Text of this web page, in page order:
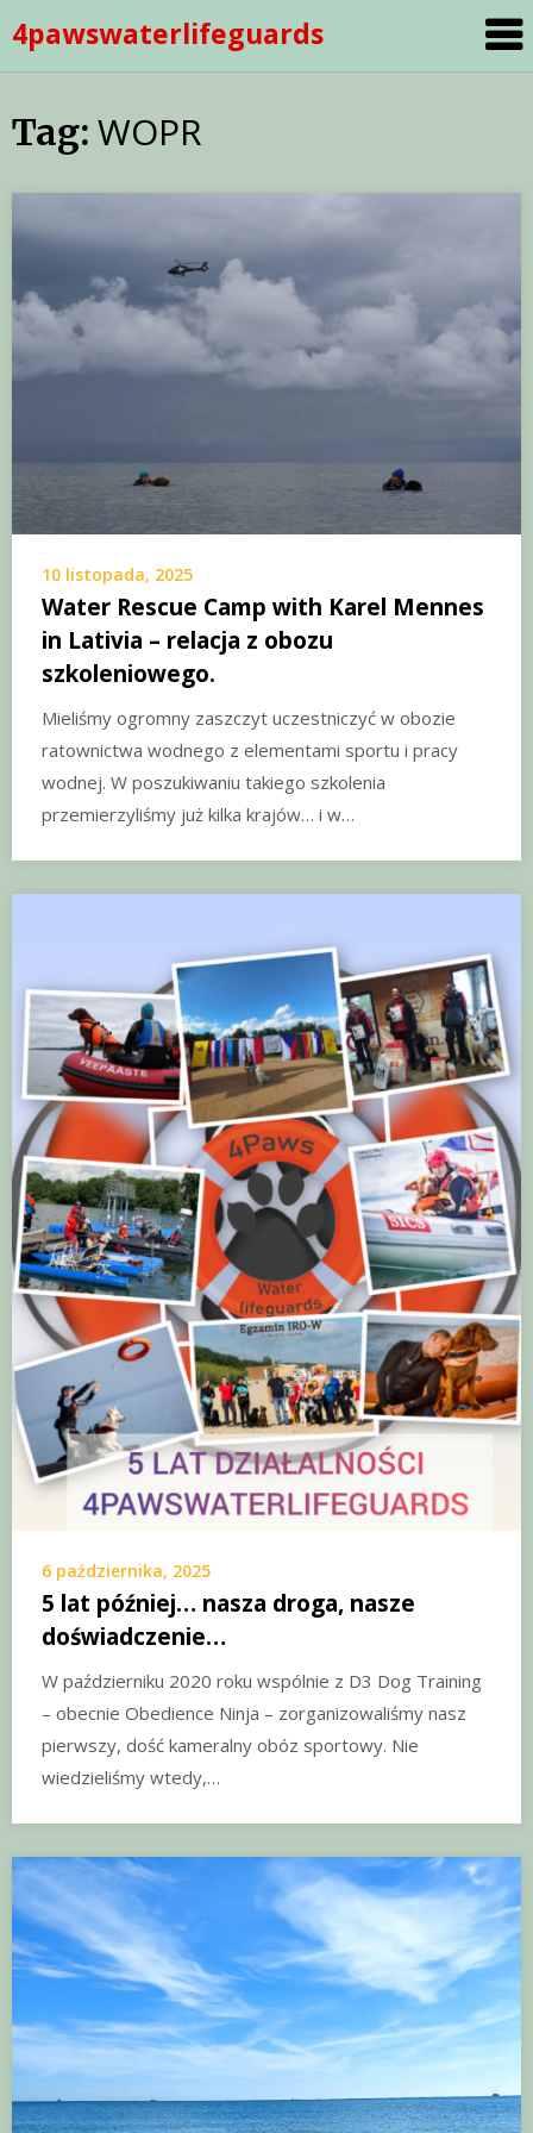
to
content
4pawswaterlifeguards
Tag: WOPR
10 listopada, 2025
Water Rescue Camp with Karel Mennes
in Lativia – relacja z obozu
szkoleniowego.
Mieliśmy ogromny zaszczyt uczestniczyć w obozie
ratownictwa wodnego z elementami sportu i pracy
wodnej. W poszukiwaniu takiego szkolenia
przemierzyliśmy już kilka krajów… i w…
6 października, 2025
5 lat później… nasza droga, nasze
doświadczenie…
W październiku 2020 roku wspólnie z D3 Dog Training
– obecnie Obedience Ninja – zorganizowaliśmy nasz
pierwszy, dość kameralny obóz sportowy. Nie
wiedzieliśmy wtedy,…